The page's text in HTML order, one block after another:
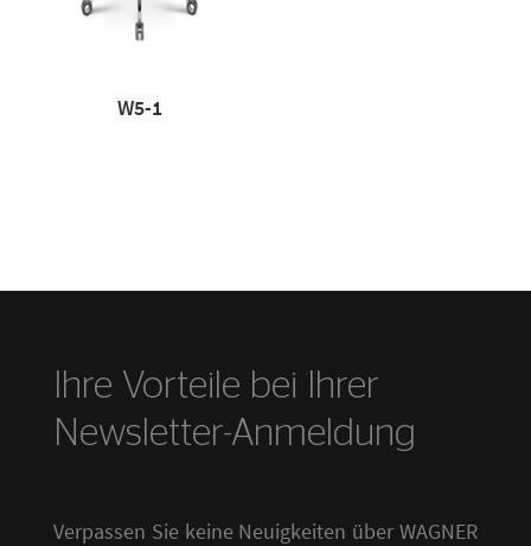
W5-1
Ihre Vorteile bei Ihrer
Newsletter-Anmeldung
Verpassen Sie keine Neuigkeiten über WAGNER